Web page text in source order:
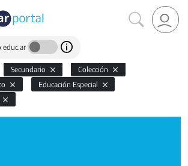
educ.ar
Secundario
Colección
Educación Especial